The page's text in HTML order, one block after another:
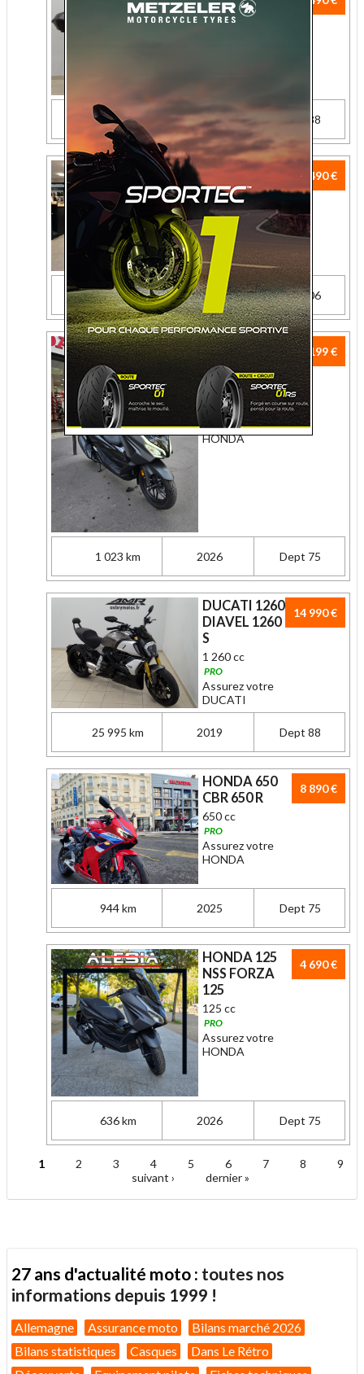
CB 500 XA
500 cc
16 746 km 2021 Dept 88
5 490 €
TRIUMPH 900
STREET
SCRAMBLER 900
900 cc
PRO
Assurez votre
TRIUMPH
34 143 km 2017 Dept 06
6 199 €
HONDA 350
NSS FORZA
350
350 cc
PRO
Assurez votre
HONDA
1 023 km 2026 Dept 75
14 990 €
DUCATI 1260
DIAVEL 1260
S
1 260 cc
PRO
Assurez votre
DUCATI
25 995 km 2019 Dept 88
8 890 €
HONDA 650
CBR 650 R
650 cc
PRO
Assurez votre
HONDA
944 km 2025 Dept 75
4 690 €
HONDA 125
NSS FORZA
125
125 cc
PRO
Assurez votre
HONDA
636 km 2026 Dept 75
Pages
1 2 3 4 5 6 7 8
9
suivant ›
dernier »
27 ans d'actualité moto : toutes nos
informations depuis 1999 !
Allemagne Assurance moto
Bilans marché 2026
Bilans statistiques
Casques
Dans Le Rétro